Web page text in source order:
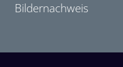
Bildernachweis